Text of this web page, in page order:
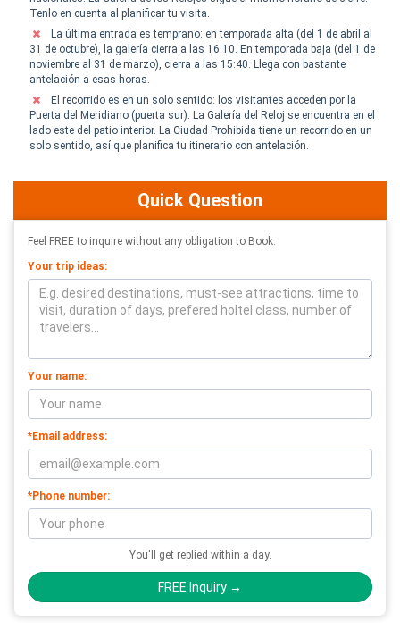
Tenlo en cuenta al planificar tu visita.
La última entrada es temprano: en temporada alta (del 1 de abril al
31 de octubre), la galería cierra a las 16:10. En temporada baja (del 1 de
noviembre al 31 de marzo), cierra a las 15:40. Llega con bastante
antelación a esas horas.
El recorrido es en un solo sentido: los visitantes acceden por la
Puerta del Meridiano (puerta sur). La Galería del Reloj se encuentra en el
lado este del patio interior. La Ciudad Prohibida tiene un recorrido en un
solo sentido, así que planifica tu itinerario con antelación.
Quick Question
Feel FREE to inquire without any obligation to Book.
Your trip ideas:
Your name:
*Email address:
*Phone number:
You'll get replied within a day.
FREE Inquiry →